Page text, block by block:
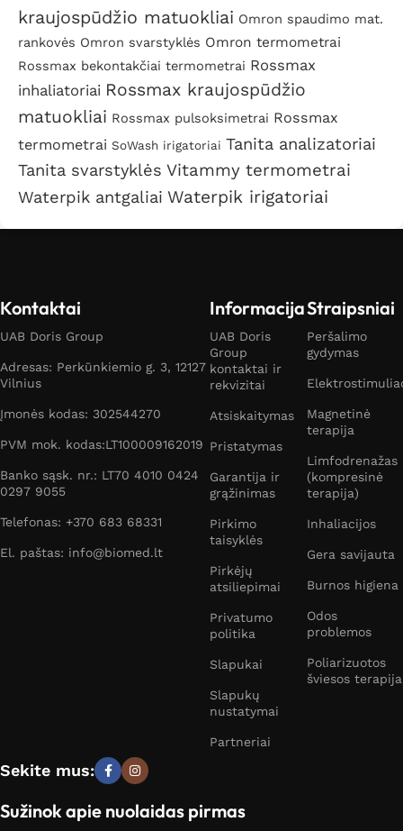
kraujospūdžio matuokliai Omron spaudimo mat.
rankovės Omron svarstyklės Omron termometrai
Rossmax bekontakčiai termometrai Rossmax
inhaliatoriai Rossmax kraujospūdžio
matuokliai Rossmax pulsoksimetrai Rossmax
termometrai SoWash irigatoriai Tanita analizatoriai
Tanita svarstyklės Vitammy termometrai
Waterpik antgaliai Waterpik irigatoriai
Kontaktai
UAB Doris Group
Adresas: Perkūnkiemio g. 3, 12127
Vilnius
Įmonės kodas: 302544270
PVM mok. kodas:LT100009162019
Banko sąsk. nr.: LT70 4010 0424
0297 9055
Telefonas: +370 683 68331
El. paštas: info@biomed.lt
Informacija
UAB Doris
Group
kontaktai ir
rekvizitai
Atsiskaitymas
Pristatymas
Garantija ir
grąžinimas
Pirkimo
taisyklės
Pirkėjų
atsiliepimai
Privatumo
politika
Slapukai
Slapukų
nustatymai
Partneriai
Straipsniai
Peršalimo
gydymas
Magnetinė
terapija
Limfodrenažas
(kompresinė
terapija)
Inhaliacijos
Gera savijauta
Burnos higiena
Odos
problemos
Poliarizuotos
šviesos terapija
Sekite mus:
Sužinok apie nuolaidas pirmas